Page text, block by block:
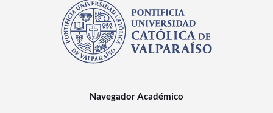
Navegador Académico